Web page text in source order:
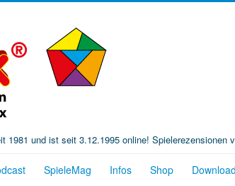
und ist seit 3.12.1995 online!
SpieleMag Infos Shop